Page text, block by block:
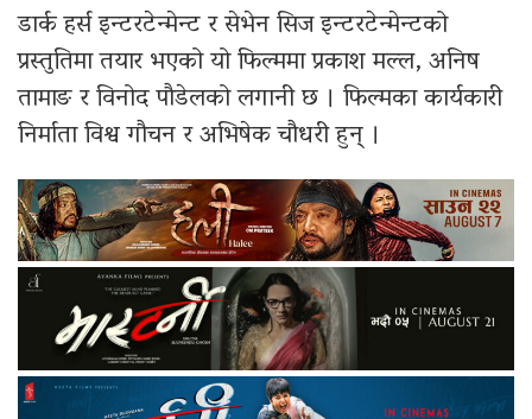
डार्क हर्स इन्टरटेन्मेन्ट र सेभेन सिज इन्टरटेन्मेन्टको
प्रस्तुतिमा तयार भएको यो फिल्ममा प्रकाश मल्ल, अनिष
तामाङ र विनोद पौडेलको लगानी छ । फिल्मका कार्यकारी
निर्माता विश्व गौचन र अभिषेक चौधरी हुन् ।